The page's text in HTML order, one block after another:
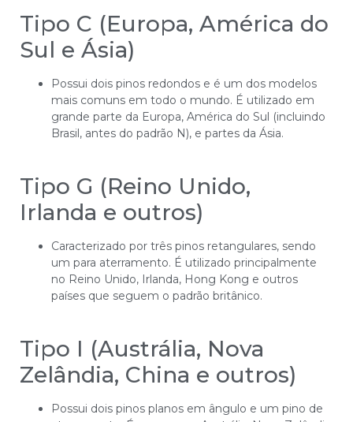
Tipo C (Europa, América do
Sul e Ásia)
Possui dois pinos redondos e é um dos modelos
mais comuns em todo o mundo. É utilizado em
grande parte da Europa, América do Sul (incluindo
Brasil, antes do padrão N), e partes da Ásia.
Tipo G (Reino Unido,
Irlanda e outros)
Caracterizado por três pinos retangulares, sendo
um para aterramento. É utilizado principalmente
no Reino Unido, Irlanda, Hong Kong e outros
países que seguem o padrão britânico.
Tipo I (Austrália, Nova
Zelândia, China e outros)
Possui dois pinos planos em ângulo e um pino de